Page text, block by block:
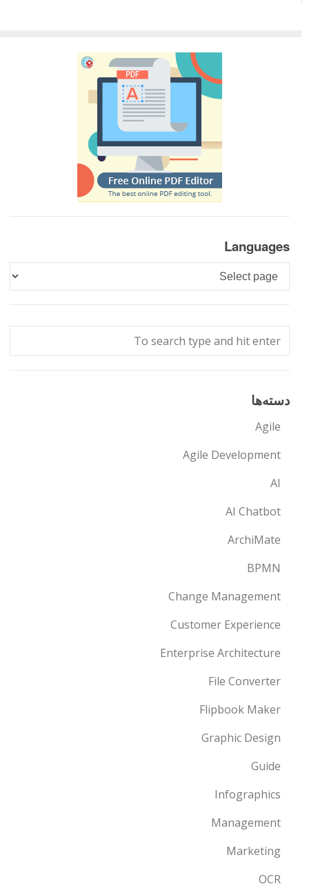
Languages
Languages
دسته‌ها
Agile
Agile Development
AI
AI Chatbot
ArchiMate
BPMN
Change Management
Customer Experience
Enterprise Architecture
File Converter
Flipbook Maker
Graphic Design
Guide
Infographics
Management
Marketing
OCR